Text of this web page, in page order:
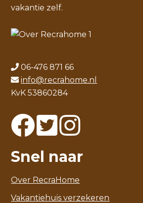
vakantie zelf.
06-476 871 66
info@recrahome.nl
KvK 53860284
Snel naar
Over RecraHome
Vakantiehuis verzekeren